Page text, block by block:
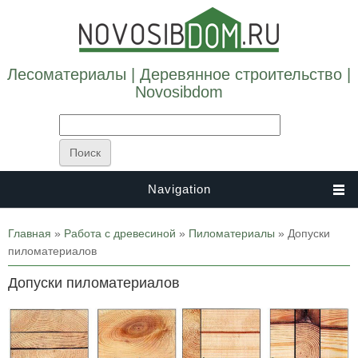
Лесоматериалы | Деревянное строительство |
Novosibdom
Navigation
Вы здесь
Главная » Работа с древесиной » Пиломатериалы » Допуски
пиломатериалов
Допуски пиломатериалов